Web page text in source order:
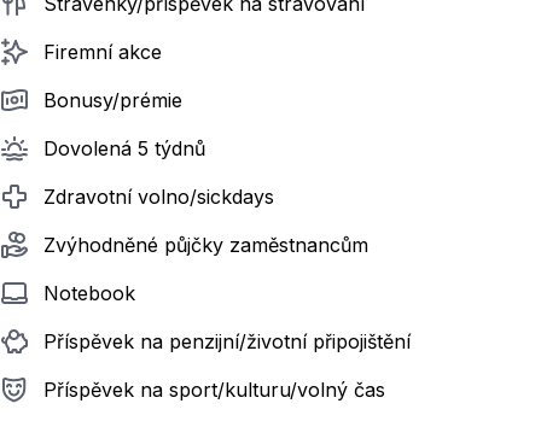
Firemní akce
Bonusy/prémie
Dovolená 5 týdnů
Zdravotní volno/sickdays
Zvýhodněné půjčky zaměstnancům
Notebook
Příspěvek na penzijní/životní připojištění
Příspěvek na sport/kulturu/volný čas